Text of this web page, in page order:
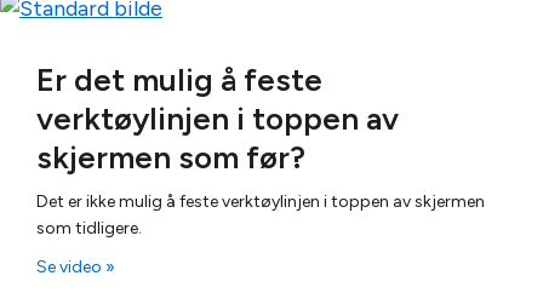
Er det mulig å feste
verktøylinjen i toppen av
skjermen som før?
Det er ikke mulig å feste verktøylinjen i toppen av skjermen
som tidligere.
Se video »